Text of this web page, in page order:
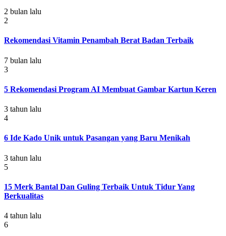
2 bulan lalu
2
Rekomendasi Vitamin Penambah Berat Badan Terbaik
7 bulan lalu
3
5 Rekomendasi Program AI Membuat Gambar Kartun Keren
3 tahun lalu
4
6 Ide Kado Unik untuk Pasangan yang Baru Menikah
3 tahun lalu
5
15 Merk Bantal Dan Guling Terbaik Untuk Tidur Yang
Berkualitas
4 tahun lalu
6